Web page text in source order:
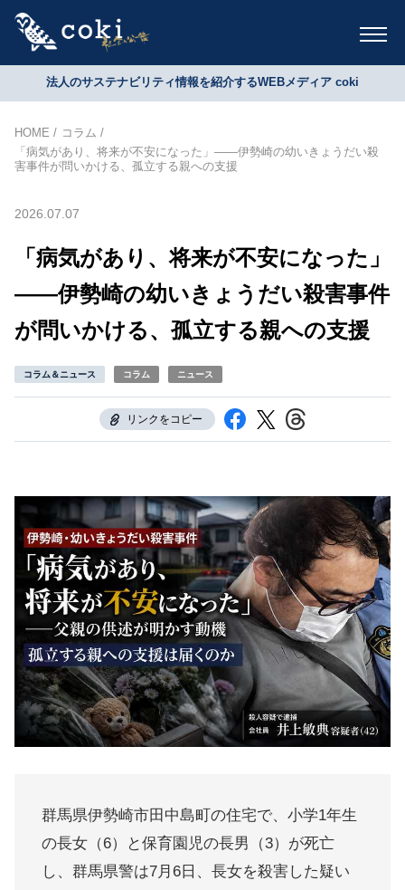
法人のサステナビリティ情報を紹介するWEBメディア coki
HOME
コラム
「病気があり、将来が不安になった」――伊勢崎の幼いきょうだい殺
害事件が問いかける、孤立する親への支援
2026.07.07
「病気があり、将来が不安になった」
――伊勢崎の幼いきょうだい殺害事件
が問いかける、孤立する親への支援
コラム＆ニュース コラム ニュース
リンクをコピー
群馬県伊勢崎市田中島町の住宅で、小学1年生
の長女（6）と保育園児の長男（3）が死亡
し、群馬県警は7月6日、長女を殺害した疑い